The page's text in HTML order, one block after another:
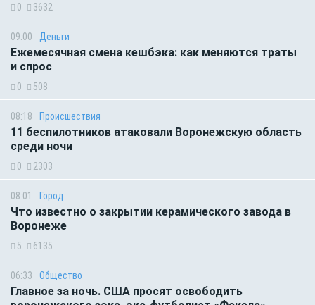
0 3632
09:00 Деньги
Ежемесячная смена кешбэка: как меняются траты
и спрос
0 508
08:18 Происшествия
11 беспилотников атаковали Воронежскую область
среди ночи
0 2303
08:01 Город
Что известно о закрытии керамического завода в
Воронеже
5 6135
06:33 Общество
Главное за ночь. CША просят освободить